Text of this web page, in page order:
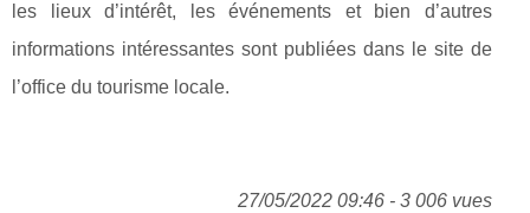
les lieux d’intérêt, les événements et bien d’autres
informations intéressantes sont publiées dans le site de
l’office du tourisme locale.
27/05/2022 09:46 - 3 006 vues